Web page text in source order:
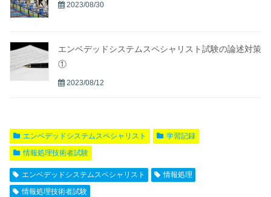
2023/08/30
エンベデッドシステムスペシャリスト試験の論述対策
①
2023/08/12
エンベデッドシステムスペシャリスト
学習記録
情報処理技術者試験
エンベデッドシステムスペシャリスト
情報処理
情報処理技術者試験